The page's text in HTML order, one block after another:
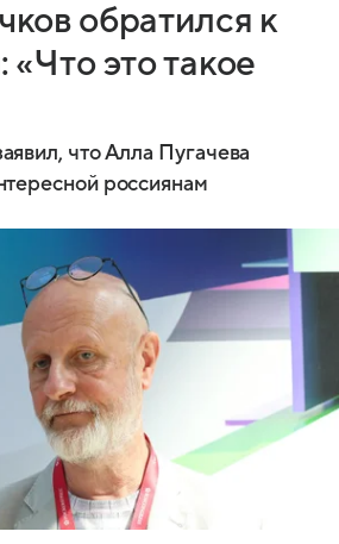
обратился к
«Что это такое
что Алла Пугачева
россиянам